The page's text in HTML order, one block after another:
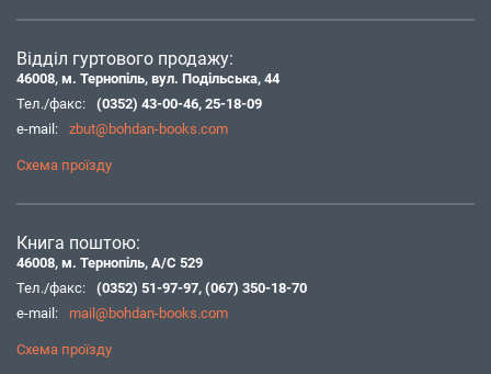
Відділ гуртового продажу:
46008, м. Тернопіль, вул. Подільська, 44
Тел./факс:
(0352) 43-00-46, 25-18-09
e-mail:
zbut@bohdan-books.com
Схема проїзду
Книга поштою:
46008, м. Тернопіль, А/С 529
Тел./факс:
(0352) 51-97-97, (067) 350-18-70
e-mail:
mail@bohdan-books.com
Схема проїзду